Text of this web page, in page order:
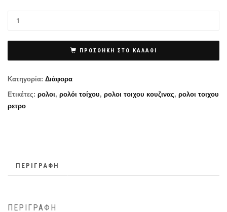
ΠΡΟΣΘΉΚΗ ΣΤΟ ΚΑΛΆΘΙ
Κατηγορία: Διάφορα
Ετικέτες: ρολοι, ρολόι τοίχου, ρολοι τοιχου κουζινας, ρολοι τοιχου
ρετρο
ΠΕΡΙΓΡΑΦΉ
ΠΕΡΙΓΡΑΦΉ